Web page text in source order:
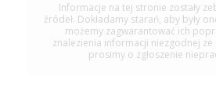
Informacje na tej stronie zostały
źródeł. Dokładamy starań, aby były
możemy zagwarantować ich
znalezienia informacji niezgodnej ze
prosimy o zgłoszenie